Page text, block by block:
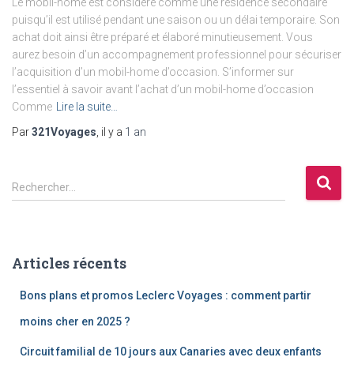
Le mobil-home est considéré comme une résidence secondaire
puisqu’il est utilisé pendant une saison ou un délai temporaire. Son
achat doit ainsi être préparé et élaboré minutieusement. Vous
aurez besoin d’un accompagnement professionnel pour sécuriser
l’acquisition d’un mobil-home d’occasion. S’informer sur
l’essentiel à savoir avant l’achat d’un mobil-home d’occasion
Comme Lire la suite…
Par321Voyages, il y a 1 an
R
e
r
Rechercher…
Articles récents
Bons plans et promos Leclerc Voyages : comment partir
moins cher en 2025 ?
Circuit familial de 10 jours aux Canaries avec deux enfants